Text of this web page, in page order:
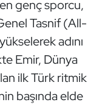
genç sporcu,
Tasnif (All-
adını
Emir, Dünya
ilk Türk ritmik
başında elde